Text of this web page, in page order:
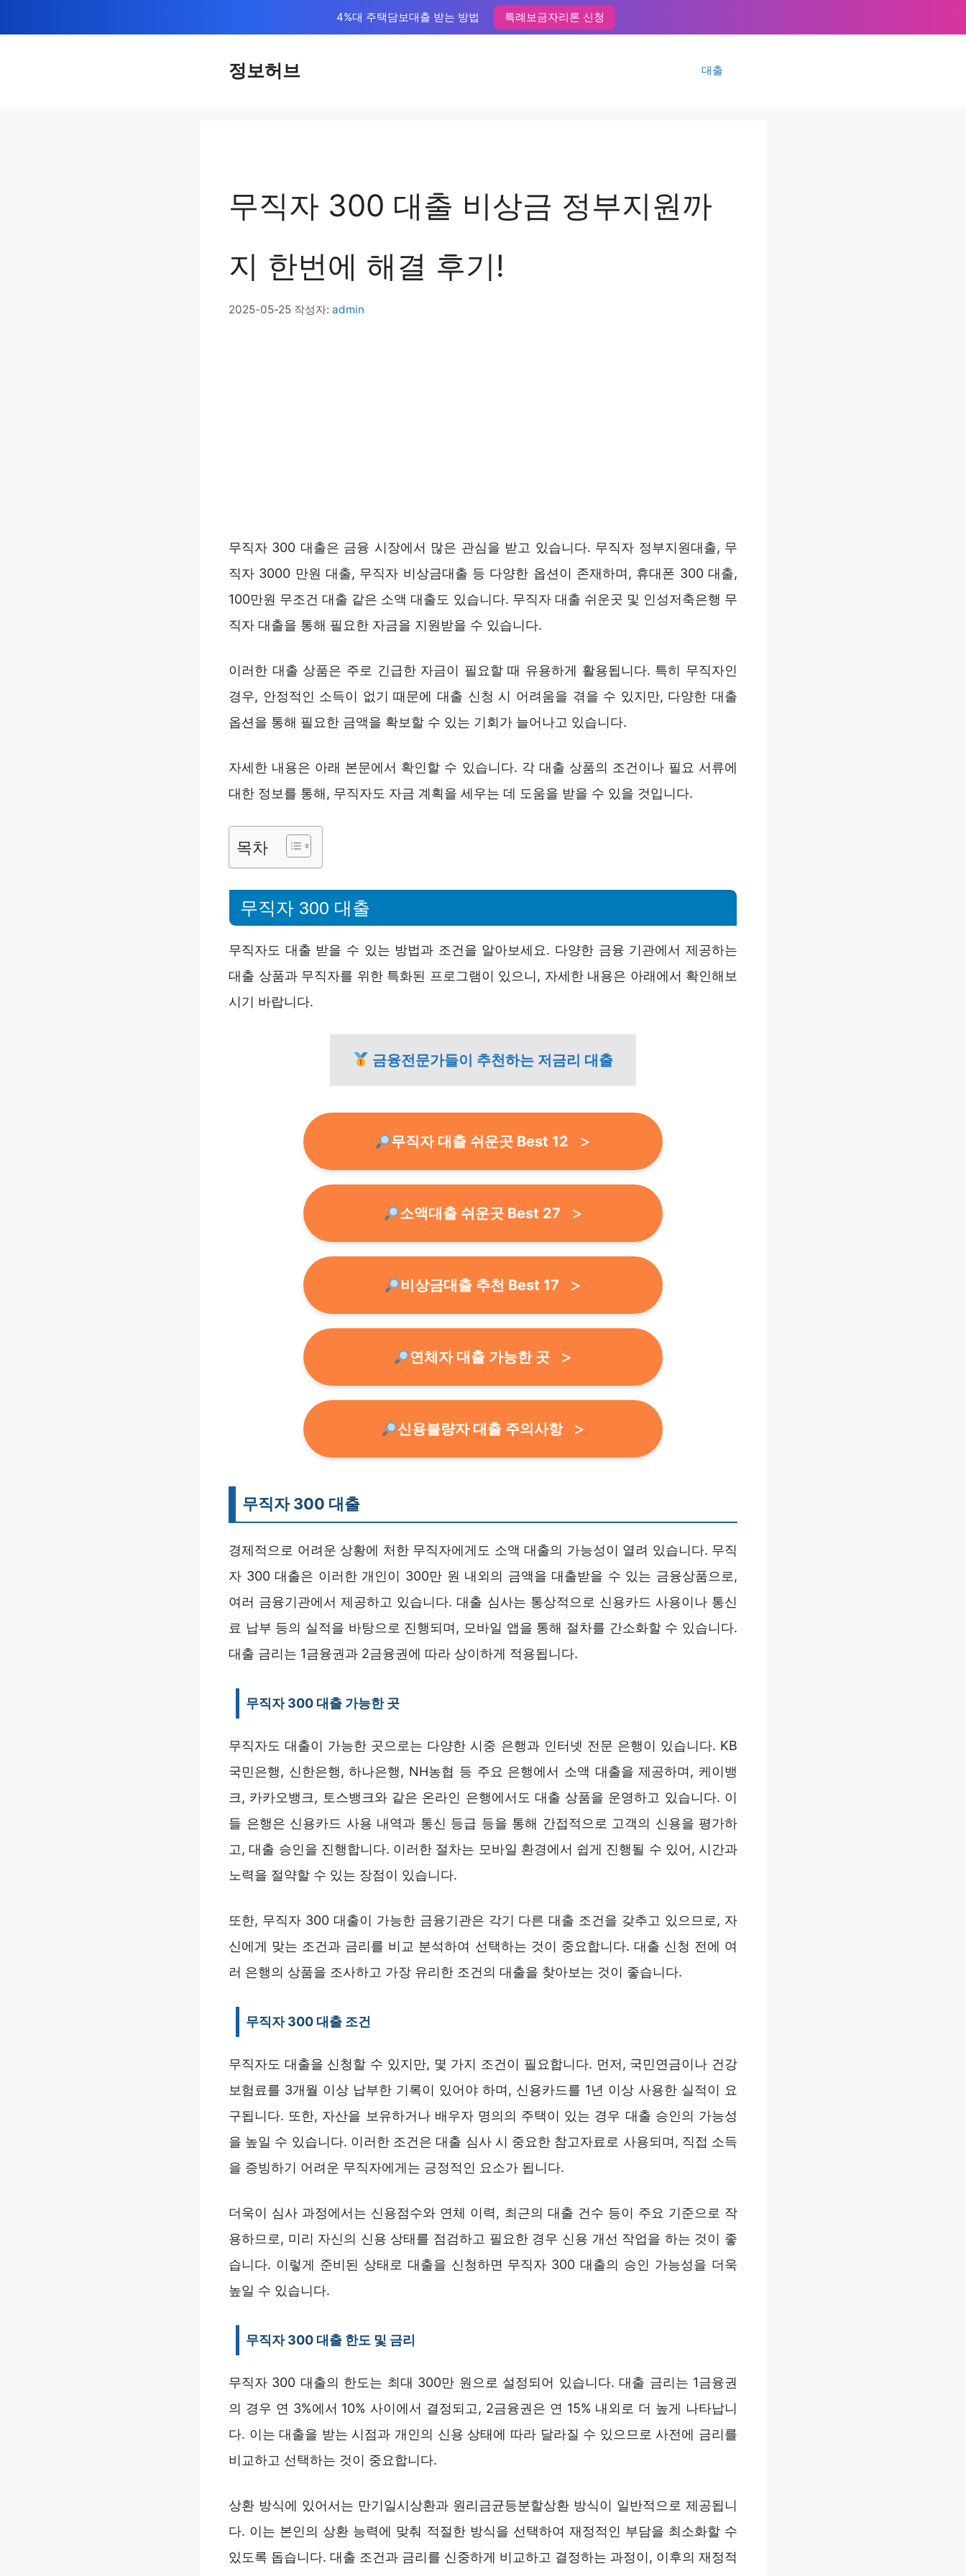
텐
4%대 주택담보대출 받는 방법 특례보금자리론 신청
정보허브 대출
무직자 300 대출 비상금 정부지원까
지 한번에 해결 후기!
2025-05-25 작성자: admin
무직자 300 대출은 금융 시장에서 많은 관심을 받고 있습니다. 무직자 정부지원대출, 무
직자 3000 만원 대출, 무직자 비상금대출 등 다양한 옵션이 존재하며, 휴대폰 300 대출,
100만원 무조건 대출 같은 소액 대출도 있습니다. 무직자 대출 쉬운곳 및 인성저축은행 무
직자 대출을 통해 필요한 자금을 지원받을 수 있습니다.
이러한 대출 상품은 주로 긴급한 자금이 필요할 때 유용하게 활용됩니다. 특히 무직자인
경우, 안정적인 소득이 없기 때문에 대출 신청 시 어려움을 겪을 수 있지만, 다양한 대출
옵션을 통해 필요한 금액을 확보할 수 있는 기회가 늘어나고 있습니다.
자세한 내용은 아래 본문에서 확인할 수 있습니다. 각 대출 상품의 조건이나 필요 서류에
대한 정보를 통해, 무직자도 자금 계획을 세우는 데 도움을 받을 수 있을 것입니다.
목차
무직자 300 대출
무직자도 대출 받을 수 있는 방법과 조건을 알아보세요. 다양한 금융 기관에서 제공하는
대출 상품과 무직자를 위한 특화된 프로그램이 있으니, 자세한 내용은 아래에서 확인해보
시기 바랍니다.
금융전문가들이 추천하는 저금리 대출
무직자 대출 쉬운곳 Best 12
소액대출 쉬운곳 Best 27
비상금대출 추천 Best 17
연체자 대출 가능한 곳
신용불량자 대출 주의사항
무직자 300 대출
경제적으로 어려운 상황에 처한 무직자에게도 소액 대출의 가능성이 열려 있습니다. 무직
자 300 대출은 이러한 개인이 300만 원 내외의 금액을 대출받을 수 있는 금융상품으로,
여러 금융기관에서 제공하고 있습니다. 대출 심사는 통상적으로 신용카드 사용이나 통신
료 납부 등의 실적을 바탕으로 진행되며, 모바일 앱을 통해 절차를 간소화할 수 있습니다.
대출 금리는 1금융권과 2금융권에 따라 상이하게 적용됩니다.
무직자 300 대출 가능한 곳
무직자도 대출이 가능한 곳으로는 다양한 시중 은행과 인터넷 전문 은행이 있습니다. KB
국민은행, 신한은행, 하나은행, NH농협 등 주요 은행에서 소액 대출을 제공하며, 케이뱅
크, 카카오뱅크, 토스뱅크와 같은 온라인 은행에서도 대출 상품을 운영하고 있습니다. 이
들 은행은 신용카드 사용 내역과 통신 등급 등을 통해 간접적으로 고객의 신용을 평가하
고, 대출 승인을 진행합니다. 이러한 절차는 모바일 환경에서 쉽게 진행될 수 있어, 시간과
노력을 절약할 수 있는 장점이 있습니다.
또한, 무직자 300 대출이 가능한 금융기관은 각기 다른 대출 조건을 갖추고 있으므로, 자
신에게 맞는 조건과 금리를 비교 분석하여 선택하는 것이 중요합니다. 대출 신청 전에 여
러 은행의 상품을 조사하고 가장 유리한 조건의 대출을 찾아보는 것이 좋습니다.
무직자 300 대출 조건
무직자도 대출을 신청할 수 있지만, 몇 가지 조건이 필요합니다. 먼저, 국민연금이나 건강
보험료를 3개월 이상 납부한 기록이 있어야 하며, 신용카드를 1년 이상 사용한 실적이 요
구됩니다. 또한, 자산을 보유하거나 배우자 명의의 주택이 있는 경우 대출 승인의 가능성
을 높일 수 있습니다. 이러한 조건은 대출 심사 시 중요한 참고자료로 사용되며, 직접 소득
을 증빙하기 어려운 무직자에게는 긍정적인 요소가 됩니다.
더욱이 심사 과정에서는 신용점수와 연체 이력, 최근의 대출 건수 등이 주요 기준으로 작
용하므로, 미리 자신의 신용 상태를 점검하고 필요한 경우 신용 개선 작업을 하는 것이 좋
습니다. 이렇게 준비된 상태로 대출을 신청하면 무직자 300 대출의 승인 가능성을 더욱
높일 수 있습니다.
무직자 300 대출 한도 및 금리
무직자 300 대출의 한도는 최대 300만 원으로 설정되어 있습니다. 대출 금리는 1금융권
의 경우 연 3%에서 10% 사이에서 결정되고, 2금융권은 연 15% 내외로 더 높게 나타납니
다. 이는 대출을 받는 시점과 개인의 신용 상태에 따라 달라질 수 있으므로 사전에 금리를
비교하고 선택하는 것이 중요합니다.
상환 방식에 있어서는 만기일시상환과 원리금균등분할상환 방식이 일반적으로 제공됩니
다. 이는 본인의 상환 능력에 맞춰 적절한 방식을 선택하여 재정적인 부담을 최소화할 수
있도록 돕습니다. 대출 조건과 금리를 신중하게 비교하고 결정하는 과정이, 이후의 재정적